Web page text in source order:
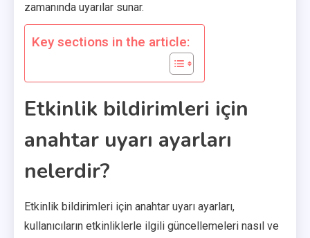
zamanında uyarılar sunar.
Key sections in the article:
Etkinlik bildirimleri için
anahtar uyarı ayarları
nelerdir?
Etkinlik bildirimleri için anahtar uyarı ayarları,
kullanıcıların etkinliklerle ilgili güncellemeleri nasıl ve